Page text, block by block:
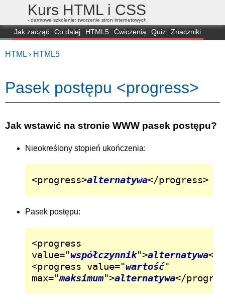
Kurs HTML i CSS
- darmowe szkolenie: tworzenie stron internetowych
Jak zacząć Co dalej HTML5 Ćwiczenia Quiz
Znaczniki
HTML › HTML5
Pasek postępu <progress>
Jak wstawić na stronie WWW pasek postępu?
Nieokreślony stopień ukończenia:
<progress>alternatywa</progress>
Pasek postępu:
<progress
value="współczynnik">alternatywa</
<progress value="wartość"
max="maksimum">alternatywa</